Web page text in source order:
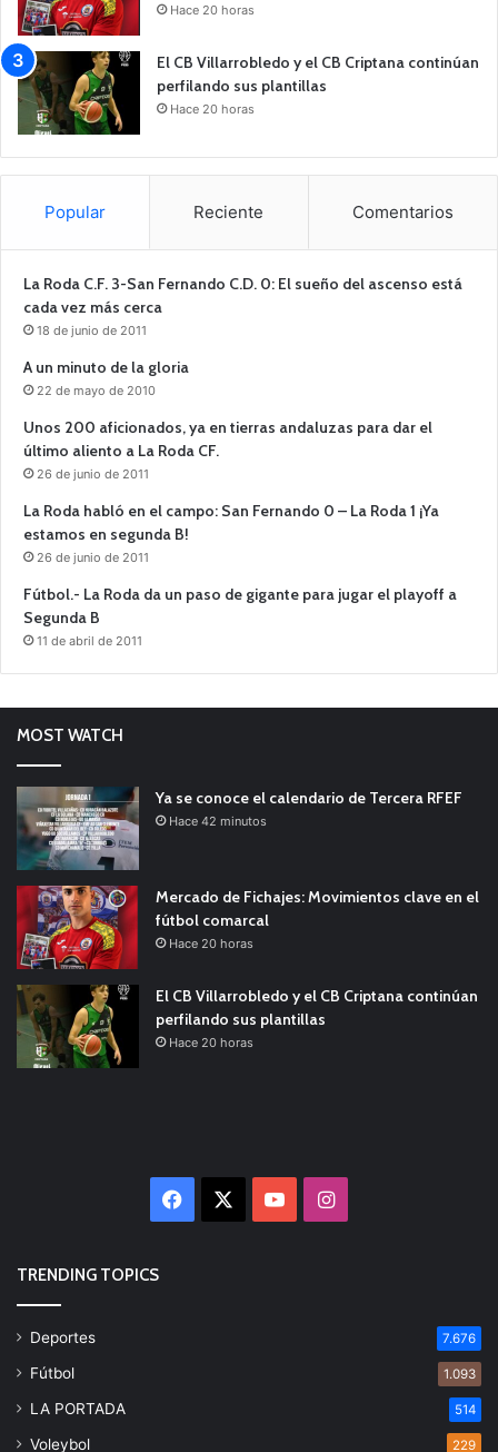
Hace 20 horas
El CB Villarrobledo y el CB Criptana continúan
perfilando sus plantillas
Hace 20 horas
Popular Reciente Comentarios
La Roda C.F. 3-San Fernando C.D. 0: El sueño del ascenso está
cada vez más cerca
18 de junio de 2011
A un minuto de la gloria
22 de mayo de 2010
Unos 200 aficionados, ya en tierras andaluzas para dar el
último aliento a La Roda CF.
26 de junio de 2011
La Roda habló en el campo: San Fernando 0 – La Roda 1 ¡Ya
estamos en segunda B!
26 de junio de 2011
Fútbol.- La Roda da un paso de gigante para jugar el playoff a
Segunda B
11 de abril de 2011
MOST WATCH
Ya se conoce el calendario de Tercera RFEF
Hace 42 minutos
Mercado de Fichajes: Movimientos clave en el
fútbol comarcal
Hace 20 horas
El CB Villarrobledo y el CB Criptana continúan
perfilando sus plantillas
Hace 20 horas
Facebook YouTubeInstagram
TRENDING TOPICS
Deportes 7.676
Fútbol 1.093
LA PORTADA 514
Voleybol 229